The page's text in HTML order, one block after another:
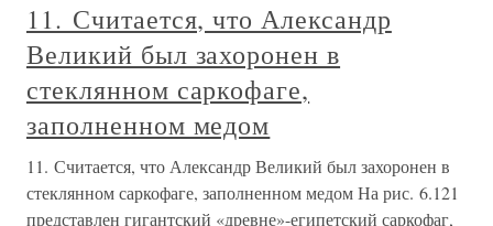
11. Считается, что Александр
Великий был захоронен в
стеклянном саркофаге,
заполненном медом
11. Считается, что Александр Великий был захоронен в
стеклянном саркофаге, заполненном медом На рис. 6.121
представлен гигантский «древне»-египетский саркофаг,